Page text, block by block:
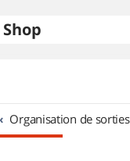
Shop
Organisation de